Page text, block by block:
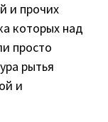
и прочих
которых над
просто
рытья
и